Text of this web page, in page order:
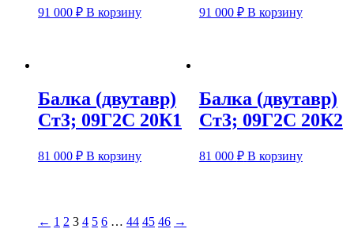
91 000 ₽ В корзину 91 000 ₽ В корзину
Балка (двутавр)
Ст3; 09Г2С 20К1
81 000 ₽ В корзину
Балка (двутавр)
Ст3; 09Г2С 20К2
81 000 ₽ В корзину
← 1 2 3 4 5 6 … 44 45 46 →